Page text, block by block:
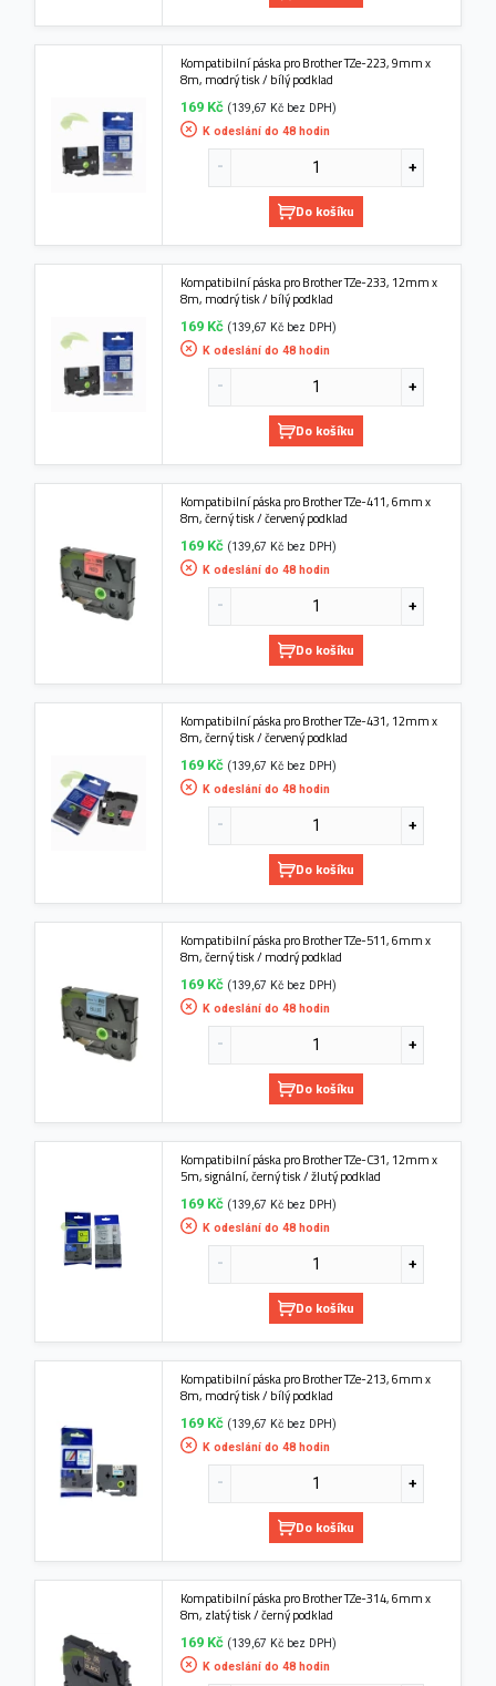
Kompatibilní páska pro Brother TZe-223, 9mm x
8m, modrý tisk / bílý podklad
169 Kč (139,67 Kč bez DPH)
K odeslání do 48 hodin
Do košíku
Kompatibilní páska pro Brother TZe-233, 12mm x
8m, modrý tisk / bílý podklad
169 Kč (139,67 Kč bez DPH)
K odeslání do 48 hodin
Do košíku
Kompatibilní páska pro Brother TZe-411, 6mm x
8m, černý tisk / červený podklad
169 Kč (139,67 Kč bez DPH)
K odeslání do 48 hodin
Do košíku
Kompatibilní páska pro Brother TZe-431, 12mm x
8m, černý tisk / červený podklad
169 Kč (139,67 Kč bez DPH)
K odeslání do 48 hodin
Do košíku
Kompatibilní páska pro Brother TZe-511, 6mm x
8m, černý tisk / modrý podklad
169 Kč (139,67 Kč bez DPH)
K odeslání do 48 hodin
Do košíku
Kompatibilní páska pro Brother TZe-C31, 12mm x
5m, signální, černý tisk / žlutý podklad
169 Kč (139,67 Kč bez DPH)
K odeslání do 48 hodin
Do košíku
Kompatibilní páska pro Brother TZe-213, 6mm x
8m, modrý tisk / bílý podklad
169 Kč (139,67 Kč bez DPH)
K odeslání do 48 hodin
Do košíku
Kompatibilní páska pro Brother TZe-314, 6mm x
8m, zlatý tisk / černý podklad
169 Kč (139,67 Kč bez DPH)
K odeslání do 48 hodin